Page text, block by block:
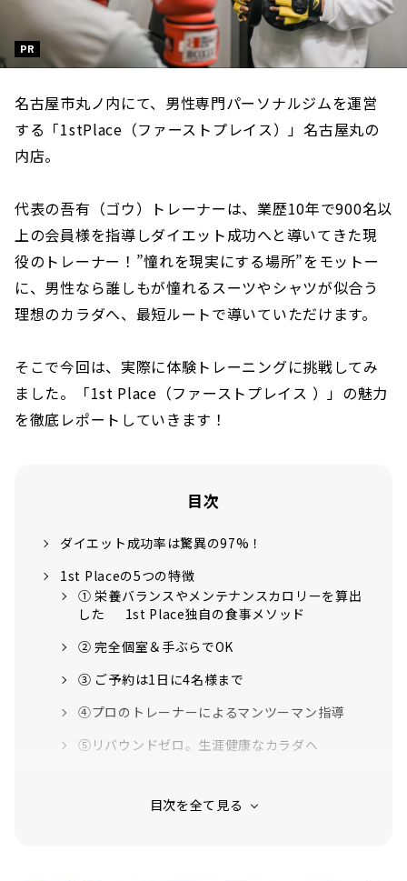
PR
名古屋市丸ノ内にて、男性専門パーソナルジムを運営
する「1stPlace（ファーストプレイス）」名古屋丸の
内店。
代表の吾有（ゴウ）トレーナーは、業歴10年で900名以
上の会員様を指導しダイエット成功へと導いてきた現
役のトレーナー！”憧れを現実にする場所”をモットー
に、男性なら誰しもが憧れるスーツやシャツが似合う
理想のカラダへ、最短ルートで導いていただけます。
そこで今回は、実際に体験トレーニングに挑戦してみ
ました。「1st Place（ファーストプレイス ）」の魅力
を徹底レポートしていきます！
目次
ダイエット成功率は驚異の97%！
1st Placeの5つの特徴
① 栄養バランスやメンテナンスカロリーを算出
した 1st Place独自の食事メソッド
② 完全個室＆手ぶらでOK
③ ご予約は1日に4名様まで
④プロのトレーナーによるマンツーマン指導
⑤リバウンドゼロ。生涯健康なカラダへ
実際に体験してみました！